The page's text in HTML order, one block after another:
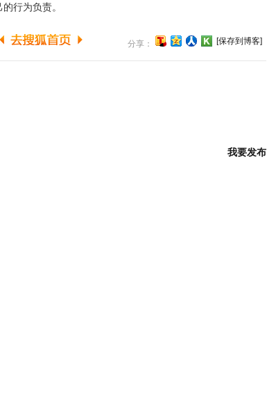
行为负责。
分享： [保存到博客]
我要发布